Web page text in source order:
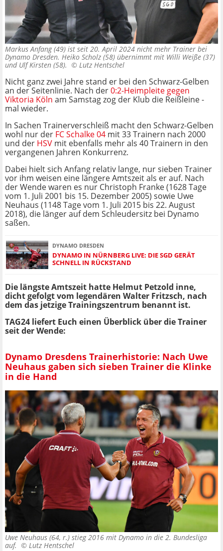
Markus Anfang (49) ist seit 20. April 2024 nicht mehr Trainer bei
Dynamo Dresden. Heiko Scholz (58) übernimmt mit Willi Weiße (37)
und Ulf Kirsten (58). © Lutz Hentschel
Nicht ganz zwei Jahre stand er bei den Schwarz-Gelben
an der Seitenlinie. Nach der0:2-Heimpleite gegen
Viktoria Köln am Samstag zog der Klub die Reißleine -
mal wieder.
In Sachen Trainerverschleiß macht den Schwarz-Gelben
wohl nur der FC Schalke 04 mit 33 Trainern nach 2000
und der HSV mit ebenfalls mehr als 40 Trainern in den
vergangenen Jahren Konkurrenz.
Dabei hielt sich Anfang relativ lange, nur sieben Trainer
vor ihm weisen eine längere Amtszeit als er auf. Nach
der Wende waren es nur Christoph Franke (1628 Tage
vom 1. Juli 2001 bis 15. Dezember 2005) sowie Uwe
Neuhaus (1148 Tage vom 1. Juli 2015 bis 22. August
2018), die länger auf dem Schleudersitz bei Dynamo
saßen.
DYNAMO DRESDEN
DYNAMO IN NÜRNBERG LIVE: DIE SGD GERÄT
SCHNELL IN RÜCKSTAND
Die längste Amtszeit hatte Helmut Petzold inne,
dicht gefolgt vom legendären Walter Fritzsch, nach
dem das jetzige Trainingszentrum benannt ist.
TAG24 liefert Euch einen Überblick über die Trainer
seit der Wende:
Dynamo Dresdens Trainerhistorie: Nach Uwe
Neuhaus gaben sich sieben Trainer die Klinke
in die Hand
Uwe Neuhaus (64, r.) stieg 2016 mit Dynamo in die 2. Bundesliga
auf. © Lutz Hentschel